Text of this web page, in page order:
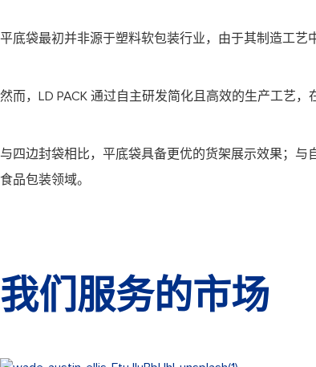
平底袋最初并非源于塑料软包装行业，由于其制造工艺
然而，LD PACK 通过自主研发简化且高效的生产工艺
与四边封袋相比，平底袋具备更优的货架展示效果；
食品包装领域。
我们服务的市场